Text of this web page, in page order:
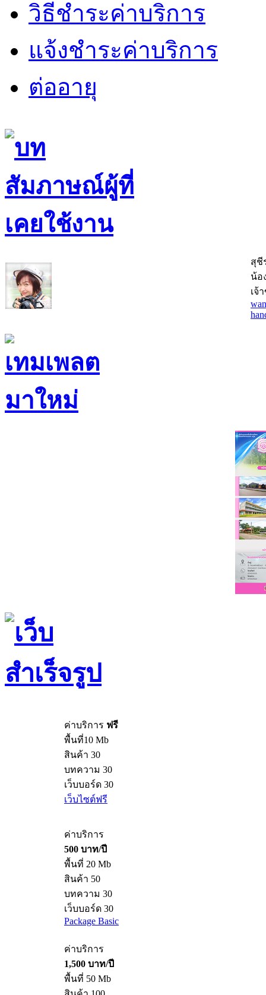
วิธีชำระค่าบริการ
แจ้งชำระค่าบริการ
ต่ออายุ
สุชี
น้อ
เจ้
ค่าบริการ ฟรี
พื้นที่10 Mb
สินค้า 30
บทความ 30
เว็บบอร์ด 30
เว็บไซต์ฟรี
ค่าบริการ
500 บาท/ปี
พื้นที่ 20 Mb
สินค้า 50
บทความ 30
เว็บบอร์ด 30
Package Basic
ค่าบริการ
1,500 บาท/ปี
พื้นที่ 50 Mb